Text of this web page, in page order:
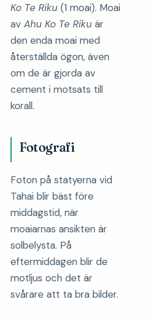
Ko Te Riku(1 moai). Moai
av Ahu Ko Te Rikuär
den enda moai med
återställda ögon, även
om de är gjorda av
cement i motsats till
korall.
Fotografi
Foton på statyerna vid
Tahai blir bäst före
middagstid, när
moaiarnas ansikten är
solbelysta. På
eftermiddagen blir de
motljus och det är
svårare att ta bra bilder.